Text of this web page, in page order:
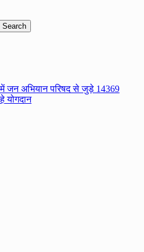
जन अभियान परिषद से जुड़े 14369
योगदान